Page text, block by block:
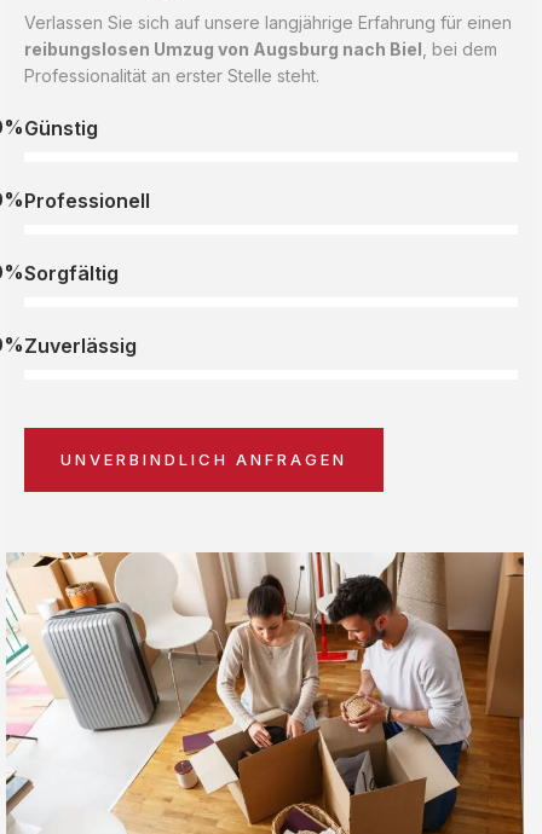
Verlassen Sie sich auf unsere langjährige Erfahrung für einen
reibungslosen Umzug von Augsburg nach Biel , bei dem
Professionalität an erster Stelle steht.
Günstig
Professionell
Sorgfältig
Zuverlässig
UNVERBINDLICH ANFRAGEN